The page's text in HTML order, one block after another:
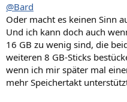
@Bard
Oder macht es keinen Sinn
Und ich kann doch auch
16 GB zu wenig sind, die
weiteren 8 GB-Sticks
wenn ich mir später mal
mehr Speichertakt